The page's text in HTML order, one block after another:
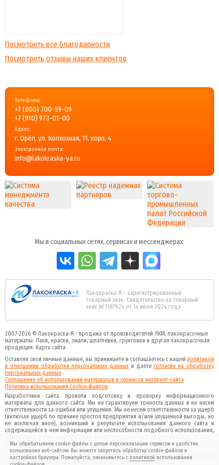
Посмотреть все благодарности
Посмотреть отзывы наших клиентов
Телефоны:
+7 (800) 700-59-09
+7 (910) 973-01-00
Адрес:
г. Орёл, ул. Колхозная, 11, корп. 4
Электронная почта:
info@lakokraska-ya.ru
Мы в социальных сетях, сервисах и мессенджерах:
Лакокраска-Я – зарегистрированный
товарный знак. Свидетельство на товарный
знак №1187924 от 14 июня 2024 года
2007-2026 © Лакокраска-Я - продажа от производителей ЛКМ, лакокрасочные
материалы. Лаки, краски, эмали, шпатлевки, грунтовки и другая лакокрасочная
продукция. Карта сайта
Оставляя свои личные данные, вы принимаете и соглашаетесь с нашей политикой
в отношении обработки персональных данных и даетеcогласие на обработку
персональных данных.
Соглашение об использовании материалов и сервисов интернет-сайта
Политика использования Cookie-файлов
Разработчики сайта провели подготовку и проверку информационного
материала для данного сайта. Мы не гарантируем точность данных и не несем
ответственности за ошибки или упущения. Мы не несем ответственности за ущерб
(включая ущерб по причине простоя предприятия и/или упущенной выгоды, но
не исключая иное), возникший в результате использования данного сайта и
содержащейся в нем информации или неспособности подобного использования,
данного сайта и данной информации.
* - данное изображение является картинкой декоративного смысла, продукция
поставляемая оснащена маркировкой и ярлыками производителя
Мы обрабатываем cookie-файлы с целью персонализации сервисов и удобства
пользования веб-сайтом. Вы можете запретить обработку cookie-файлов в
настройках браузера. Пожалуйста, ознакомьтесь с политикой использования